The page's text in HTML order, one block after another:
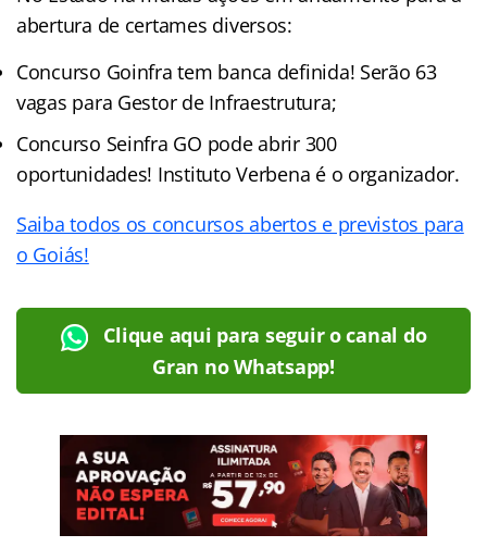
abertura de certames diversos:
Concurso Goinfra tem banca definida! Serão 63
vagas para Gestor de Infraestrutura;
Concurso Seinfra GO pode abrir 300
oportunidades! Instituto Verbena é o organizador.
Saiba todos os concursos abertos e previstos para
o Goiás!
Clique aqui para seguir o canal do
Gran no Whatsapp!